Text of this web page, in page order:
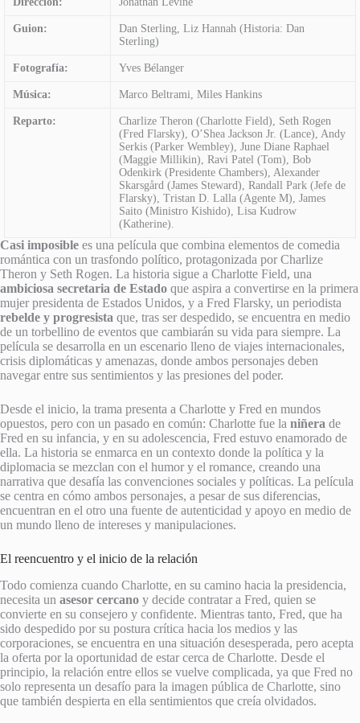
Guion:
Dan Sterling, Liz Hannah (Historia: Dan
Sterling)
Fotografía: Yves Bélanger
Música: Marco Beltrami, Miles Hankins
Reparto:
Charlize Theron (Charlotte Field), Seth Rogen
(Fred Flarsky), O’Shea Jackson Jr. (Lance), Andy
Serkis (Parker Wembley), June Diane Raphael
(Maggie Millikin), Ravi Patel (Tom), Bob
Odenkirk (Presidente Chambers), Alexander
Skarsgård (James Steward), Randall Park (Jefe de
Flarsky), Tristan D. Lalla (Agente M), James
Saito (Ministro Kishido), Lisa Kudrow
(Katherine).
Casi imposible es una película que combina elementos de comedia
romántica con un trasfondo político, protagonizada por Charlize
Theron y Seth Rogen. La historia sigue a Charlotte Field, una
ambiciosa secretaria de Estado que aspira a convertirse en la primera
mujer presidenta de Estados Unidos, y a Fred Flarsky, un periodista
rebelde y progresista que, tras ser despedido, se encuentra en medio
de un torbellino de eventos que cambiarán su vida para siempre. La
película se desarrolla en un escenario lleno de viajes internacionales,
crisis diplomáticas y amenazas, donde ambos personajes deben
navegar entre sus sentimientos y las presiones del poder.
Desde el inicio, la trama presenta a Charlotte y Fred en mundos
opuestos, pero con un pasado en común: Charlotte fue la niñera de
Fred en su infancia, y en su adolescencia, Fred estuvo enamorado de
ella. La historia se enmarca en un contexto donde la política y la
diplomacia se mezclan con el humor y el romance, creando una
narrativa que desafía las convenciones sociales y políticas. La película
se centra en cómo ambos personajes, a pesar de sus diferencias,
encuentran en el otro una fuente de autenticidad y apoyo en medio de
un mundo lleno de intereses y manipulaciones.
El reencuentro y el inicio de la relación
Todo comienza cuando Charlotte, en su camino hacia la presidencia,
necesita un asesor cercano y decide contratar a Fred, quien se
convierte en su consejero y confidente. Mientras tanto, Fred, que ha
sido despedido por su postura crítica hacia los medios y las
corporaciones, se encuentra en una situación desesperada, pero acepta
la oferta por la oportunidad de estar cerca de Charlotte. Desde el
principio, la relación entre ellos se vuelve complicada, ya que Fred no
solo representa un desafío para la imagen pública de Charlotte, sino
que también despierta en ella sentimientos que creía olvidados.